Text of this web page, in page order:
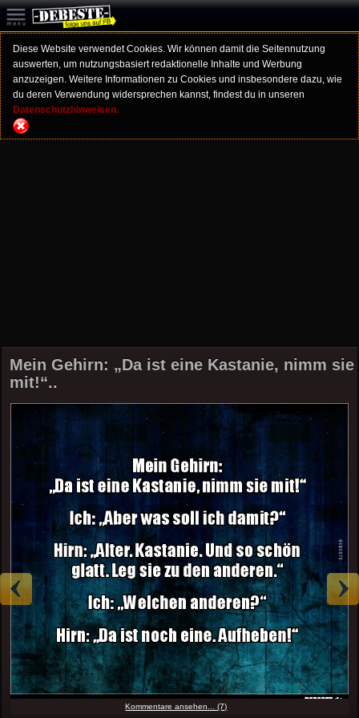
Diese Website verwendet Cookies. Wir können damit die Seitennutzung
auswerten, um nutzungsbasiert redaktionelle Inhalte und Werbung
anzuzeigen. Weitere Informationen zu Cookies und insbesondere dazu, wie
du deren Verwendung widersprechen kannst, findest du in unseren
Datenschutzhinweisen.
Mein Gehirn: „Da ist eine Kastanie, nimm sie
mit!“..
Kommentare ansehen... (7)